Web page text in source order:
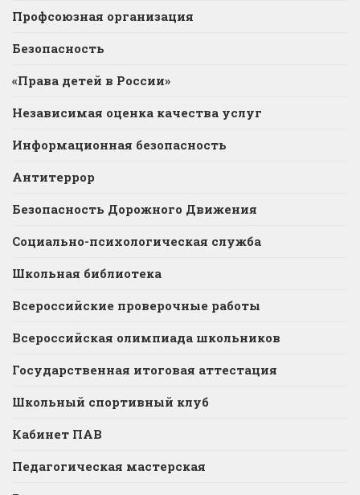
Профсоюзная организация
Безопасность
«Права детей в России»
Независимая оценка качества услуг
Информационная безопасность
Антитеррор
Безопасность Дорожного Движения
Социально-психологическая служба
Школьная библиотека
Всероссийские проверочные работы
Всероссийская олимпиада школьников
Государственная итоговая аттестация
Школьный спортивный клуб
Кабинет ПАВ
Педагогическая мастерская